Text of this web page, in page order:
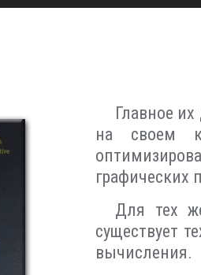
Главное
на своем
графических
Для тех
существует
вычисления.